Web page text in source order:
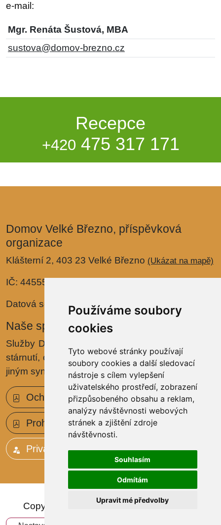
Používáme soubory
cookies
Tyto webové stránky používají
soubory cookies a další sledovací
nástroje s cílem vylepšení
uživatelského prostředí, zobrazení
přizpůsobeného obsahu a reklam,
analýzy návštěvnosti webových
stránek a zjištění zdroje
návštěvnosti.
Souhlasím
Odmítám
Upravit mé předvolby
e-mail:
Mgr. Renáta Šustová, MBA
sustova@domov-brezno.cz
Recepce
+420 475 317 171
Domov Velké Březno, příspěvková
organizace
Klášterní 2, 403 23 Velké Březno (Ukázat na mapě)
IČ: 44555288
Datová schránka: yu4cnwu
Naše specializace
Služby Domova jsou zaměřeny na problematiku
stárnutí, onemocněníAlzheimerovou chorobou
jiným syndromem demence.
Ochrana osobních údajů (GDPR)
Prohlášení o přístupnosti
Privátní zóna
Copyright © 2024 - Domov Velké Březno,